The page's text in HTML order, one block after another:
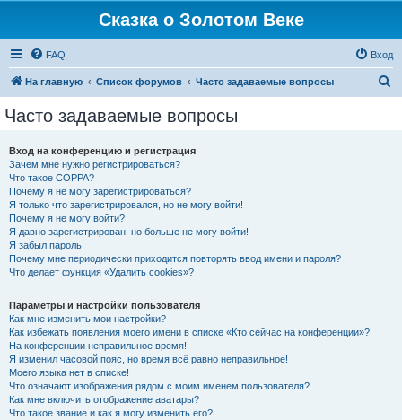
Сказка о Золотом Веке
FAQ Вход
На главную Список форумов Часто задаваемые вопросы
Часто задаваемые вопросы
Вход на конференцию и регистрация
Зачем мне нужно регистрироваться?
Что такое COPPA?
Почему я не могу зарегистрироваться?
Я только что зарегистрировался, но не могу войти!
Почему я не могу войти?
Я давно зарегистрирован, но больше не могу войти!
Я забыл пароль!
Почему мне периодически приходится повторять ввод имени и пароля?
Что делает функция «Удалить cookies»?
Параметры и настройки пользователя
Как мне изменить мои настройки?
Как избежать появления моего имени в списке «Кто сейчас на конференции»?
На конференции неправильное время!
Я изменил часовой пояс, но время всё равно неправильное!
Моего языка нет в списке!
Что означают изображения рядом с моим именем пользователя?
Как мне включить отображение аватары?
Что такое звание и как я могу изменить его?